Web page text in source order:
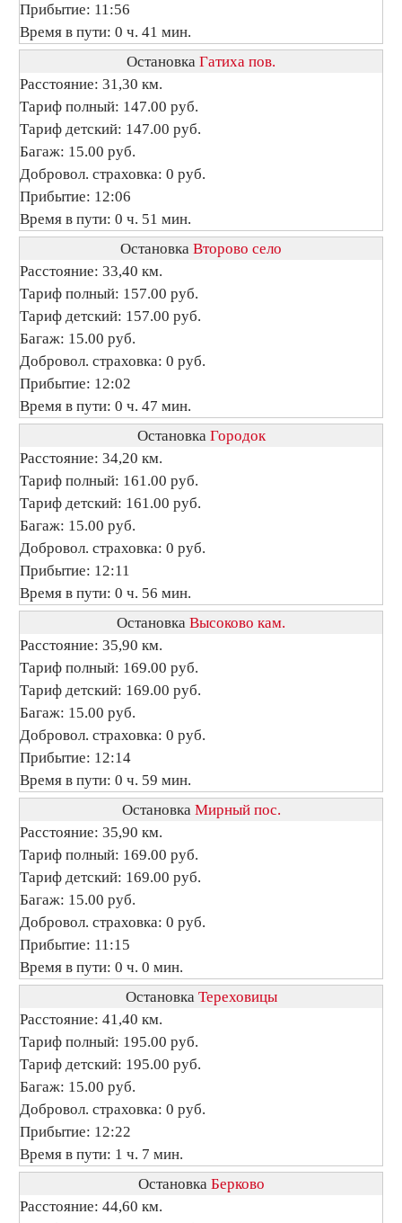
Прибытие: 11:56
Время в пути: 0 ч. 41 мин.
Остановка Гатиха пов.
Расстояние: 31,30 км.
Тариф полный: 147.00 руб.
Тариф детский: 147.00 руб.
Багаж: 15.00 руб.
Добровол. страховка: 0 руб.
Прибытие: 12:06
Время в пути: 0 ч. 51 мин.
Остановка Второво село
Расстояние: 33,40 км.
Тариф полный: 157.00 руб.
Тариф детский: 157.00 руб.
Багаж: 15.00 руб.
Добровол. страховка: 0 руб.
Прибытие: 12:02
Время в пути: 0 ч. 47 мин.
Остановка Городок
Расстояние: 34,20 км.
Тариф полный: 161.00 руб.
Тариф детский: 161.00 руб.
Багаж: 15.00 руб.
Добровол. страховка: 0 руб.
Прибытие: 12:11
Время в пути: 0 ч. 56 мин.
Остановка Высоково кам.
Расстояние: 35,90 км.
Тариф полный: 169.00 руб.
Тариф детский: 169.00 руб.
Багаж: 15.00 руб.
Добровол. страховка: 0 руб.
Прибытие: 12:14
Время в пути: 0 ч. 59 мин.
Остановка Мирный пос.
Расстояние: 35,90 км.
Тариф полный: 169.00 руб.
Тариф детский: 169.00 руб.
Багаж: 15.00 руб.
Добровол. страховка: 0 руб.
Прибытие: 11:15
Время в пути: 0 ч. 0 мин.
Остановка Тереховицы
Расстояние: 41,40 км.
Тариф полный: 195.00 руб.
Тариф детский: 195.00 руб.
Багаж: 15.00 руб.
Добровол. страховка: 0 руб.
Прибытие: 12:22
Время в пути: 1 ч. 7 мин.
Остановка Берково
Расстояние: 44,60 км.